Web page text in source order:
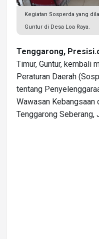
Kegiatan Sosperda yang
Guntur di Desa Loa Raya.
Tenggarong,
Timur, Guntur, kembali
Peraturan Daerah
tentang
Wawasan Kebangsaan
Tenggarong